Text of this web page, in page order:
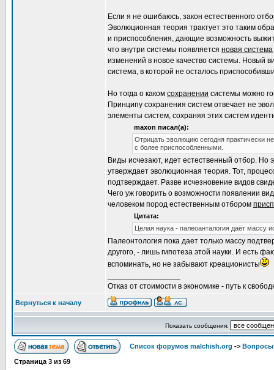
Если я не ошибаюсь, закон естественного
Эволюционная теория трактует это таким
и приспособления, дающие возможность
что внутри системы появляется новая система
изменений в новое качество системы. Новый
система, в которой не осталось
Но тогда о каком сохранении системы можно
Принципу сохранения систем отвечает не
элементы систем, сохраняя этих систем
maxon писал(а):
Отрицать эволюцию сегодня практически
с более приспособленными.
Виды исчезают, идет естественный отбор. Но
утверждает эволюционная теория. Тот,
подтверждает. Разве исчезновение видов
Чего уж говорить о возможности появлении
человеком пород естественным отбором
Цитата:
Целая наука - палеоанталогия даёт массу
Палеонтология пока дает только массу
другого, - лишь гипотеза этой науки. И есть
вспоминать, но не забывают креационисты
Отказ от стоимости в экономике - путь к
Вернуться к началу
Показать сообщения:
Список форумов malchish.org -> Вопросы
Страница 3 из 69